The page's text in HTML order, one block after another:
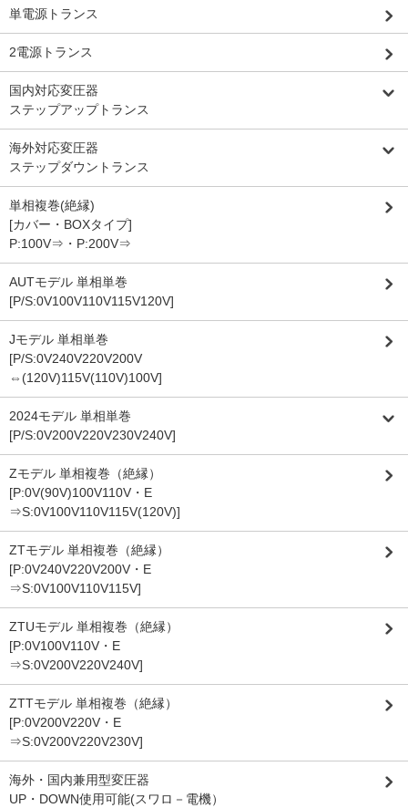
単電源トランス
2電源トランス
国内対応変圧器
ステップアップトランス
海外対応変圧器
ステップダウントランス
単相複巻(絶縁)
[カバー・BOXタイプ]
P:100V⇒・P:200V⇒
AUTモデル 単相単巻
[P/S:0V100V110V115V120V]
Jモデル 単相単巻
[P/S:0V240V220V200V
⇔(120V)115V(110V)100V]
2024モデル 単相単巻
[P/S:0V200V220V230V240V]
Zモデル 単相複巻（絶縁）
[P:0V(90V)100V110V・E
⇒S:0V100V110V115V(120V)]
ZTモデル 単相複巻（絶縁）
[P:0V240V220V200V・E
⇒S:0V100V110V115V]
ZTUモデル 単相複巻（絶縁）
[P:0V100V110V・E
⇒S:0V200V220V240V]
ZTTモデル 単相複巻（絶縁）
[P:0V200V220V・E
⇒S:0V200V220V230V]
海外・国内兼用型変圧器
UP・DOWN使用可能(スワロ－電機）